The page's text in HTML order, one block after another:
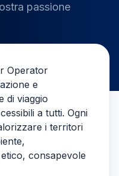
passione
Operator
e
di viaggio
a tutti. Ogni
i territori
consapevole